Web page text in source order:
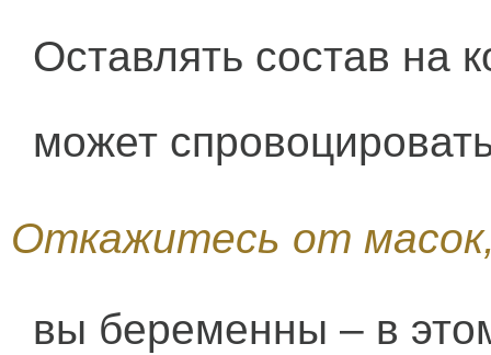
Оставлять состав на
может
Откажитесь от
вы беременны – в